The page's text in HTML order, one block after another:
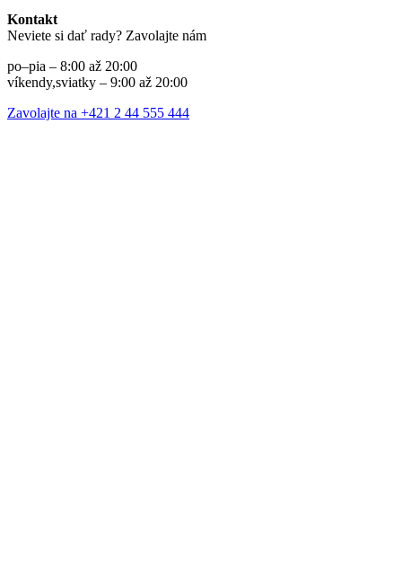
Kontakt
Neviete si dať rady? Zavolajte nám
po–pia – 8:00 až 20:00
víkendy,sviatky – 9:00 až 20:00
Zavolajte na +421 2 44 555 444